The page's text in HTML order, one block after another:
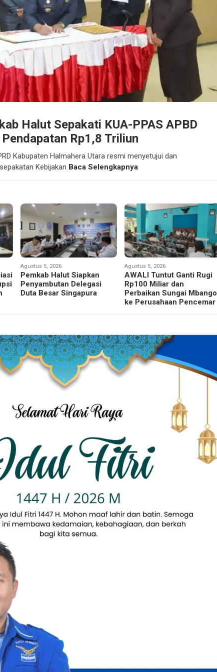
Halut Sepakati KUA-PPAS APBD
Rp1,8 Triliun
Kabupaten Halmahera Utara resmi menyetujui dan
Kebijakan Baca Selengkapnya
Agustus 5, 2026
Pemkab Halut Siapkan
Penyambutan Delegasi
Duta Besar Singapura
Agustus 5, 2026
AWALI Tuntut Ganti Rugi
Rp100 Miliar dan
Perbaikan Sungai Mbango
ke Perusahaan Pencemar